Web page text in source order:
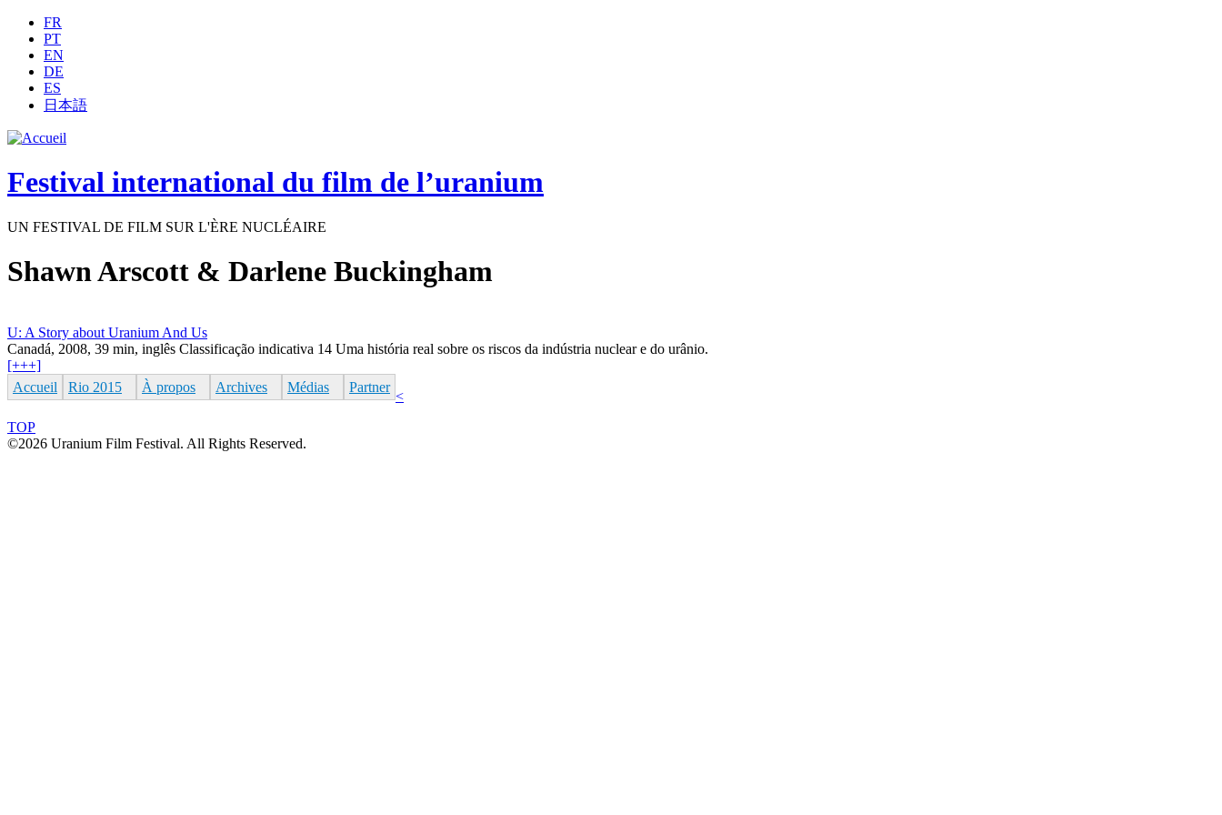
Jump to navigation
FR
PT
EN
DE
ES
日本語
Festival international du film de l’uranium
UN FESTIVAL DE FILM SUR L'ÈRE NUCLÉAIRE
Shawn Arscott & Darlene Buckingham
U: A Story about Uranium And Us
Canadá, 2008, 39 min, inglês Classificação indicativa 14 Uma história real sobre os riscos da indústria nuclear e do urânio.
[+++]
Accueil
Rio 2015 À propos Archives Médias Partner
<
TOP
©2026 Uranium Film Festival. All Rights Reserved.